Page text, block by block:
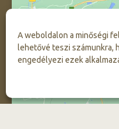
A weboldalon a minőségi
lehetővé teszi számunkra,
engedélyezi ezek